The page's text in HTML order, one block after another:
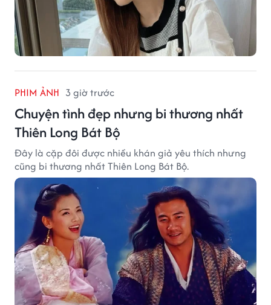
PHIM ẢNH 3 giờ trước
Chuyện tình đẹp nhưng bi thương nhất
Thiên Long Bát Bộ
Đây là cặp đôi được nhiều khán giả yêu thích nhưng
cũng bi thương nhất Thiên Long Bát Bộ.